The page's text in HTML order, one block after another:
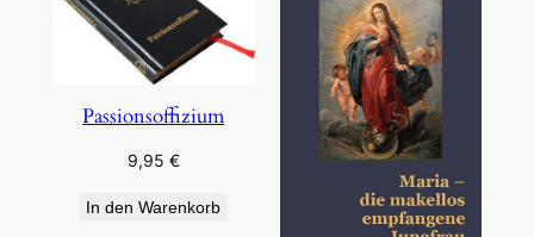
Passionsoffizium
9,95 €
In den Warenkorb